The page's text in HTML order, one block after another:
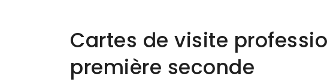
Cartes de visite
première seconde